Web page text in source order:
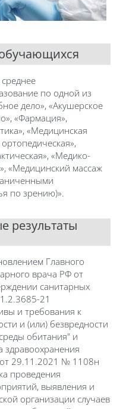
среднее
по одной из
дело», «Акушерское
«Фармация»,
«Медицинская
«Медико-
«Медицинский массаж
по зрению)».
результаты
Главного
врача РФ от
санитарных
21
и требования к
и (или) безвредности
обитания" и
здравоохранения
29.11.2021 № 1108н
проведения
выявления и
организации случаев